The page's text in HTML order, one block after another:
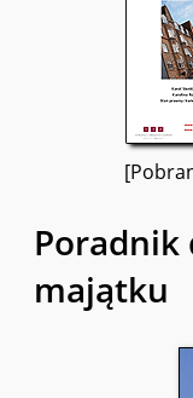
Poradnik
majątku